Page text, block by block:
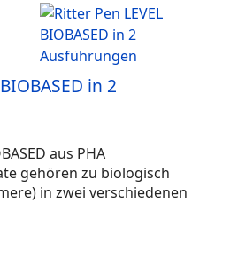
in 2
aus PHA
gehören zu biologisch
in zwei verschiedenen